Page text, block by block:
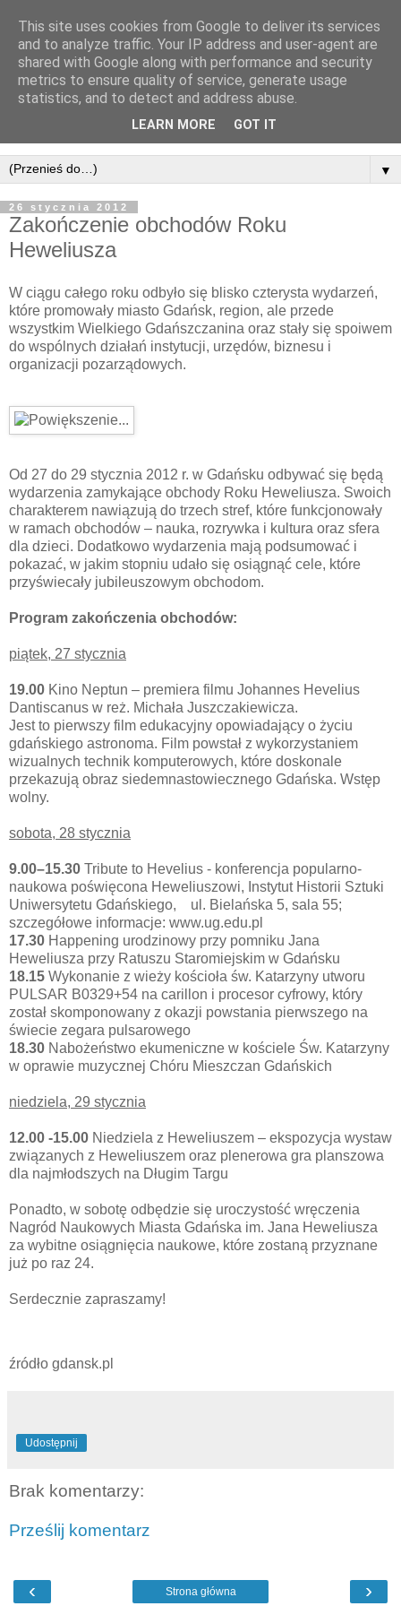
▼
26 stycznia 2012
Zakończenie obchodów Roku
Heweliusza
W ciągu całego roku odbyło się blisko czterysta wydarzeń,
które promowały miasto Gdańsk, region, ale przede
wszystkim Wielkiego Gdańszczanina oraz stały się spoiwem
do wspólnych działań instytucji, urzędów, biznesu i
organizacji pozarządowych.
Od 27 do 29 stycznia 2012 r. w Gdańsku odbywać się będą
wydarzenia zamykające obchody Roku Heweliusza. Swoich
charakterem nawiązują do trzech stref, które funkcjonowały
w ramach obchodów – nauka, rozrywka i kultura oraz sfera
dla dzieci. Dodatkowo wydarzenia mają podsumować i
pokazać, w jakim stopniu udało się osiągnąć cele, które
przyświecały jubileuszowym obchodom.
Program zakończenia obchodów:
piątek, 27 stycznia
19.00 Kino Neptun – premiera filmu Johannes Hevelius
Dantiscanus w reż. Michała Juszczakiewicza.
Jest to pierwszy film edukacyjny opowiadający o życiu
gdańskiego astronoma. Film powstał z wykorzystaniem
wizualnych technik komputerowych, które doskonale
przekazują obraz siedemnastowiecznego Gdańska. Wstęp
wolny.
sobota, 28 stycznia
9.00–15.30 Tribute to Hevelius - konferencja popularno-
naukowa poświęcona Heweliuszowi, Instytut Historii Sztuki
Uniwersytetu Gdańskiego, ul. Bielańska 5, sala 55;
szczegółowe informacje: www.ug.edu.pl
17.30 Happening urodzinowy przy pomniku Jana
Heweliusza przy Ratuszu Staromiejskim w Gdańsku
18.15 Wykonanie z wieży kościoła św. Katarzyny utworu
PULSAR B0329+54 na carillon i procesor cyfrowy, który
został skomponowany z okazji powstania pierwszego na
świecie zegara pulsarowego
18.30 Nabożeństwo ekumeniczne w kościele Św. Katarzyny
w oprawie muzycznej Chóru Mieszczan Gdańskich
niedziela, 29 stycznia
12.00 -15.00 Niedziela z Heweliuszem – ekspozycja wystaw
związanych z Heweliuszem oraz plenerowa gra planszowa
dla najmłodszych na Długim Targu
Ponadto, w sobotę odbędzie się uroczystość wręczenia
Nagród Naukowych Miasta Gdańska im. Jana Heweliusza
za wybitne osiągnięcia naukowe, które zostaną przyznane
już po raz 24.
Serdecznie zapraszamy!
źródło gdansk.pl
Udostępnij
Brak komentarzy:
Prześlij komentarz
‹ ›
Strona główna
This site uses cookies from Google to deliver its services
and to analyze traffic. Your IP address and user-agent are
shared with Google along with performance and security
metrics to ensure quality of service, generate usage
statistics, and to detect and address abuse.
LEARN MORE GOT IT